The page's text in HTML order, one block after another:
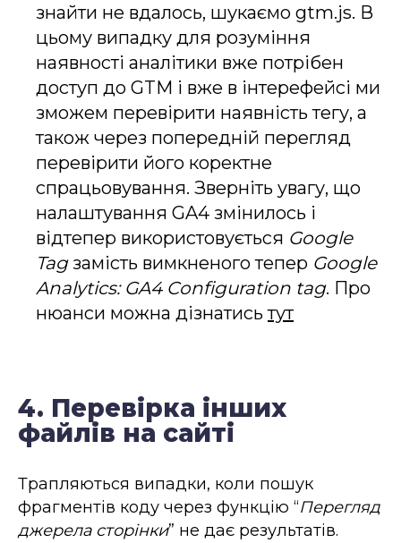
знайти не вдалось, шукаємо gtm.js. В
цьому випадку для розуміння
наявності аналітики вже потрібен
доступ до GTM і вже в інтерефейсі ми
зможем перевірити наявність тегу, а
також через попередній перегляд
перевірити його коректне
спрацьовування. Зверніть увагу, що
налаштування GA4 змінилось і
відтепер використовується Google
Tagзамість вимкненого тепер Google
Analytics: GA4 Configuration tag. Про
нюанси можна дізнатисьтут
4. Перевірка інших
файлів на сайті
Трапляються випадки, коли пошук
фрагментів коду через функцію “Перегляд
джерела сторінки” не дає результатів.